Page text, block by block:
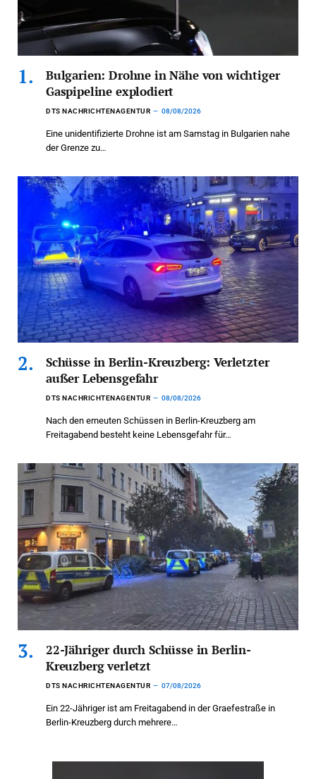
Bulgarien: Drohne in Nähe von wichtiger
Gaspipeline explodiert
DTS NACHRICHTENAGENTUR 08/08/2026
Eine unidentifizierte Drohne ist am Samstag in Bulgarien nahe
der Grenze zu…
Schüsse in Berlin-Kreuzberg: Verletzter
außer Lebensgefahr
DTS NACHRICHTENAGENTUR 08/08/2026
Nach den erneuten Schüssen in Berlin-Kreuzberg am
Freitagabend besteht keine Lebensgefahr für…
22-Jähriger durch Schüsse in Berlin-
Kreuzberg verletzt
DTS NACHRICHTENAGENTUR 07/08/2026
Ein 22-Jähriger ist am Freitagabend in der Graefestraße in
Berlin-Kreuzberg durch mehrere…